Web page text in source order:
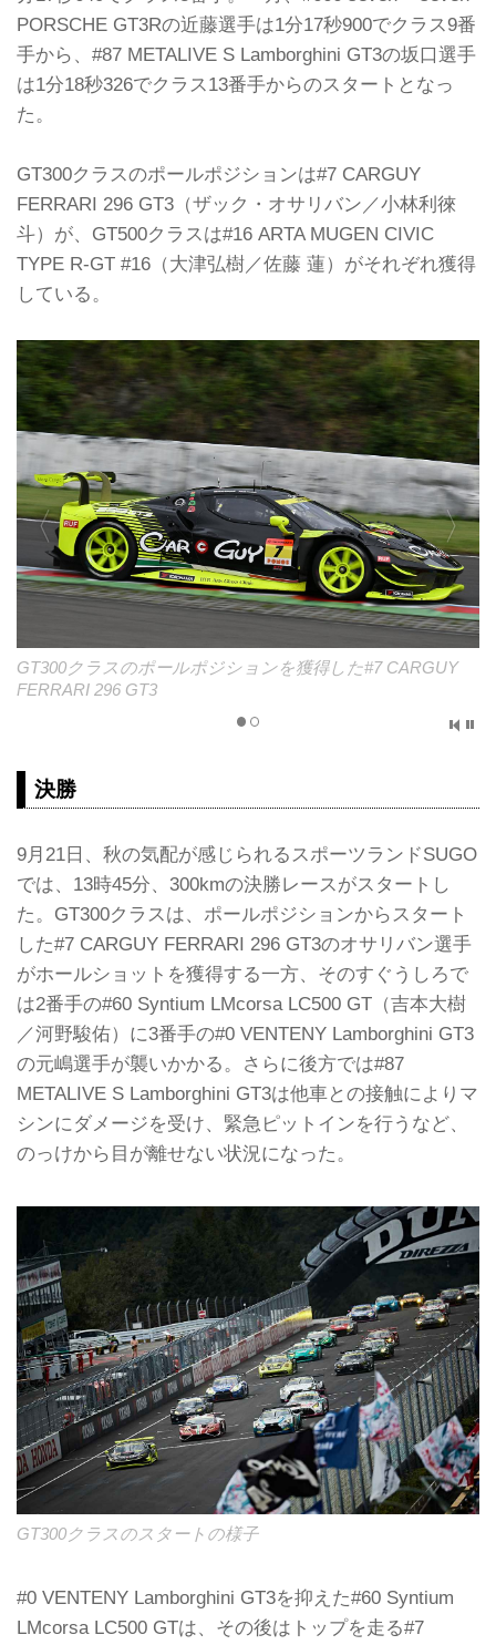
PORSCHE GT3Rの近藤選手は1分17秒900でクラス9番
手から、#87 METALIVE S Lamborghini GT3の坂口選手
は1分18秒326でクラス13番手からのスタートとなっ
た。
GT300クラスのポールポジションは#7 CARGUY
FERRARI 296 GT3（ザック・オサリバン／小林利徠
斗）が、GT500クラスは#16 ARTA MUGEN CIVIC
TYPE R-GT #16（大津弘樹／佐藤 蓮）がそれぞれ獲得
している。
GT300クラスのポールポジションを獲得した#7 CARGUY
FERRARI 296 GT3
決勝
9月21日、秋の気配が感じられるスポーツランドSUGO
では、13時45分、300kmの決勝レースがスタートし
た。GT300クラスは、ポールポジションからスタート
した#7 CARGUY FERRARI 296 GT3のオサリバン選手
がホールショットを獲得する一方、そのすぐうしろで
は2番手の#60 Syntium LMcorsa LC500 GT（吉本大樹
／河野駿佑）に3番手の#0 VENTENY Lamborghini GT3
の元嶋選手が襲いかかる。さらに後方では#87
METALIVE S Lamborghini GT3は他車との接触によりマ
シンにダメージを受け、緊急ピットインを行うなど、
のっけから目が離せない状況になった。
GT300クラスのスタートの様子
#0 VENTENY Lamborghini GT3を抑えた#60 Syntium
LMcorsa LC500 GTは、その後はトップを走る#7